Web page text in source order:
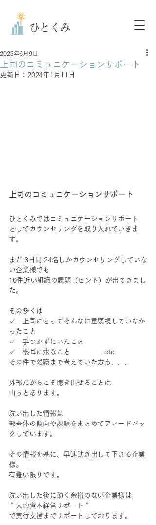
ひとくみ
上司のコミュニケーションサポート
2023年6月9日
更新日： 2024年1月11日
上司のコミュニケーションサポート
ひとくみではコミュニケーションサポート
としてカウンセリングを取り入れていきま
す。
まだ 3日間 24名しかカウンセリングしていな
い企業様でも
10件近い組織の課題（ヒント）が出てきまし
た。
その多くは
✓　上司にとってそんなに重要視していなか
ったこと
✓　手つかずにいたこと
✓　根耳に水なこと　　　　　etc
その件で離職まで考えていた方も．．．
外部だからこそ聴き出せることは
山っとあります。
洗い出した情報は
部全体の傾向や課題をまとめてフィードバッ
クしています。
その情報を基に、早速動き出して下さる企業
様。
有難い限りです。
洗い出した後に動く余裕のない企業様は
＂人的資本経営サポート＂
で実行支援までサポートしております。